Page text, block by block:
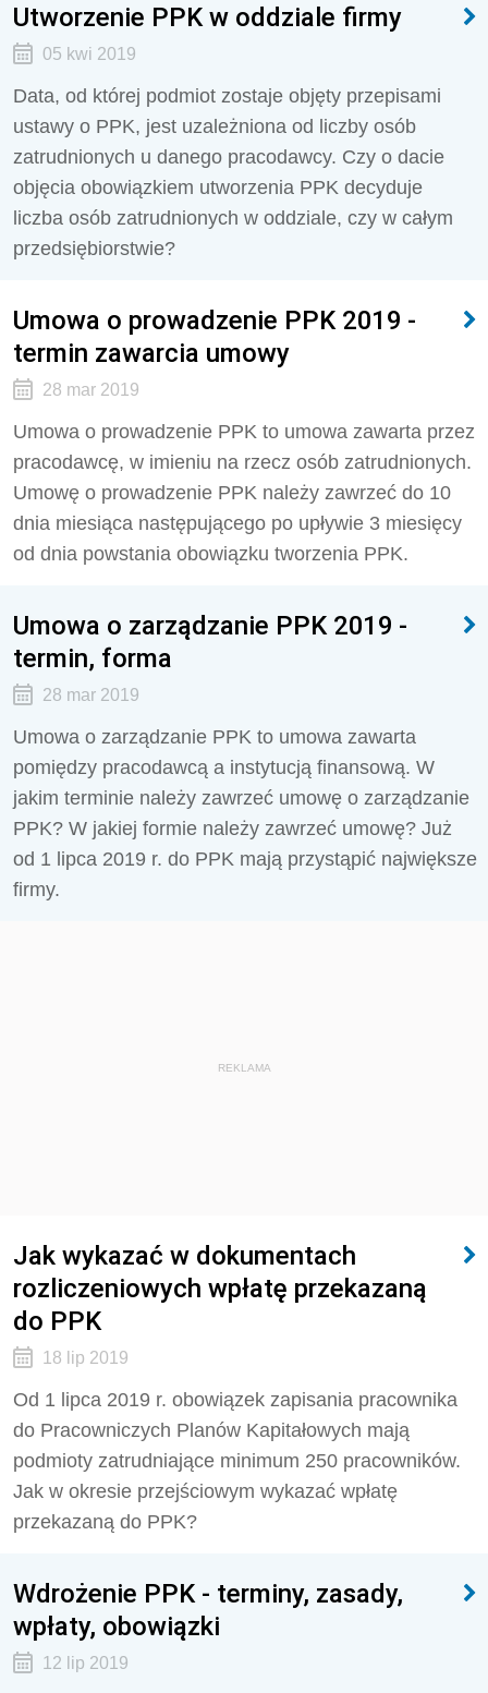
Utworzenie PPK w oddziale firmy
05 kwi 2019
Data, od której podmiot zostaje objęty przepisami
ustawy o PPK, jest uzależniona od liczby osób
zatrudnionych u danego pracodawcy. Czy o dacie
objęcia obowiązkiem utworzenia PPK decyduje
liczba osób zatrudnionych w oddziale, czy w całym
przedsiębiorstwie?
Umowa o prowadzenie PPK 2019 -
termin zawarcia umowy
28 mar 2019
Umowa o prowadzenie PPK to umowa zawarta przez
pracodawcę, w imieniu na rzecz osób zatrudnionych.
Umowę o prowadzenie PPK należy zawrzeć do 10
dnia miesiąca następującego po upływie 3 miesięcy
od dnia powstania obowiązku tworzenia PPK.
Umowa o zarządzanie PPK 2019 -
termin, forma
28 mar 2019
Umowa o zarządzanie PPK to umowa zawarta
pomiędzy pracodawcą a instytucją finansową. W
jakim terminie należy zawrzeć umowę o zarządzanie
PPK? W jakiej formie należy zawrzeć umowę? Już
od 1 lipca 2019 r. do PPK mają przystąpić największe
firmy.
REKLAMA
Jak wykazać w dokumentach
rozliczeniowych wpłatę przekazaną
do PPK
18 lip 2019
Od 1 lipca 2019 r. obowiązek zapisania pracownika
do Pracowniczych Planów Kapitałowych mają
podmioty zatrudniające minimum 250 pracowników.
Jak w okresie przejściowym wykazać wpłatę
przekazaną do PPK?
Wdrożenie PPK - terminy, zasady,
wpłaty, obowiązki
12 lip 2019